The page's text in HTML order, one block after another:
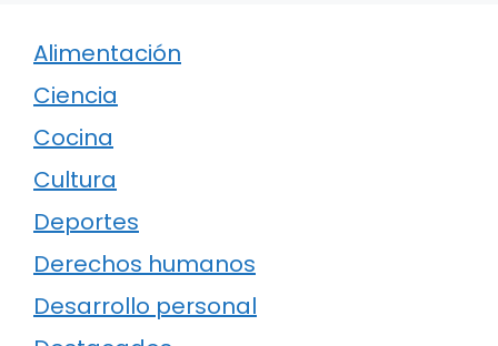
Alimentación
Ciencia
Cocina
Cultura
Deportes
Derechos humanos
Desarrollo personal